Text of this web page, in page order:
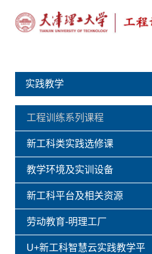
实践教学
工程训练系列课程
新工科类实践选修课
教学环境及实训设备
新工科平台及相关资源
劳动教育-明理工厂
U+新工科智慧云实践教学平